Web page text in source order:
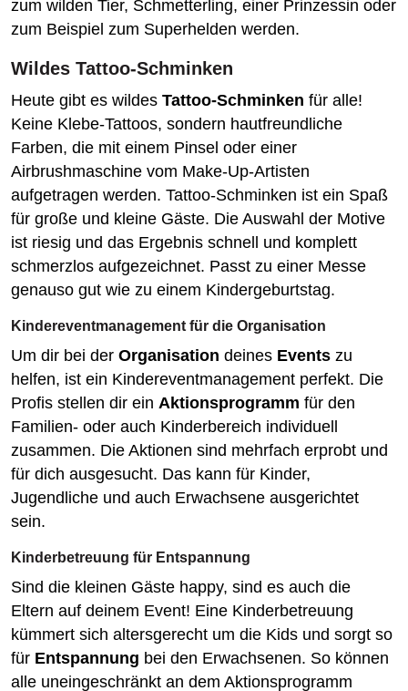
zum wilden Tier, Schmetterling, einer Prinzessin oder
zum Beispiel zum Superhelden werden.
Wildes Tattoo-Schminken
Heute gibt es wildes Tattoo-Schminken für alle!
Keine Klebe-Tattoos, sondern hautfreundliche
Farben, die mit einem Pinsel oder einer
Airbrushmaschine vom Make-Up-Artisten
aufgetragen werden. Tattoo-Schminken ist ein Spaß
für große und kleine Gäste. Die Auswahl der Motive
ist riesig und das Ergebnis schnell und komplett
schmerzlos aufgezeichnet. Passt zu einer Messe
genauso gut wie zu einem Kindergeburtstag.
Kindereventmanagement für die Organisation
Um dir bei der Organisation deines Events zu
helfen, ist ein Kindereventmanagement perfekt. Die
Profis stellen dir ein Aktionsprogramm für den
Familien- oder auch Kinderbereich individuell
zusammen. Die Aktionen sind mehrfach erprobt und
für dich ausgesucht. Das kann für Kinder,
Jugendliche und auch Erwachsene ausgerichtet
sein.
Kinderbetreuung für Entspannung
Sind die kleinen Gäste happy, sind es auch die
Eltern auf deinem Event! Eine Kinderbetreuung
kümmert sich altersgerecht um die Kids und sorgt so
für Entspannung bei den Erwachsenen. So können
alle uneingeschränkt an dem Aktionsprogramm